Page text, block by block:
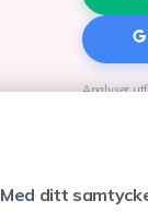
Analyser
ditt